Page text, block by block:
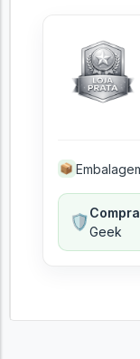
📦
🛡️
Geek